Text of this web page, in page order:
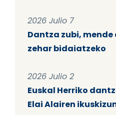
2026 Julio 7
Dantza zubi,
zehar bidaiatzeko
2026 Julio 2
Euskal Herriko
Elai Alairen